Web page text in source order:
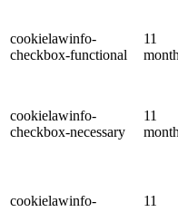
cookielawinfo-
checkbox-functional
11
cookielawinfo-
checkbox-necessary
11
cookielawinfo-
11